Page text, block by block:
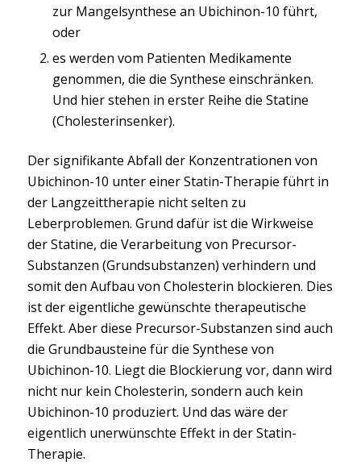
zur Mangelsynthese an Ubichinon-10 führt,
oder
es werden vom Patienten Medikamente
genommen, die die Synthese einschränken.
Und hier stehen in erster Reihe die Statine
(Cholesterinsenker).
Der signifikante Abfall der Konzentrationen von
Ubichinon-10 unter einer Statin-Therapie führt in
der Langzeittherapie nicht selten zu
Leberproblemen. Grund dafür ist die Wirkweise
der Statine, die Verarbeitung von Precursor-
Substanzen (Grundsubstanzen) verhindern und
somit den Aufbau von Cholesterin blockieren. Dies
ist der eigentliche gewünschte therapeutische
Effekt. Aber diese Precursor-Substanzen sind auch
die Grundbausteine für die Synthese von
Ubichinon-10. Liegt die Blockierung vor, dann wird
nicht nur kein Cholesterin, sondern auch kein
Ubichinon-10 produziert. Und das wäre der
eigentlich unerwünschte Effekt in der Statin-
Therapie.